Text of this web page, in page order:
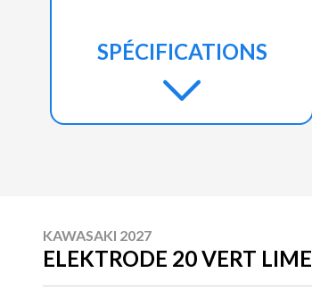
SPÉCIFICATIONS
KAWASAKI 2027
ELEKTRODE 20 VERT LIME